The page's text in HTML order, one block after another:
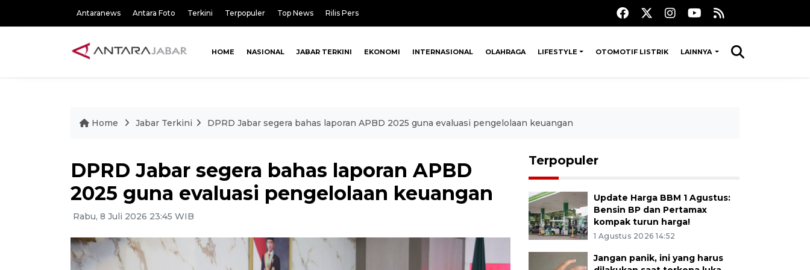
Antaranews Antara Foto Terkini Terpopuler Top News Rilis Pers
HOME NASIONAL JABAR TERKINI EKONOMI INTERNASIONAL OLAHRAGA LIFESTYLE OTOMOTIF LISTRIK LAINNYA
Home Jabar Terkini DPRD Jabar segera bahas laporan APBD 2025 guna evaluasi pengelolaan keuangan
DPRD Jabar segera bahas laporan APBD
2025 guna evaluasi pengelolaan keuangan
Rabu, 8 Juli 2026 23:45 WIB
Terpopuler
Update Harga BBM 1 Agustus:
Bensin BP dan Pertamax
kompak turun harga!
1 Agustus 2026 14:52
Jangan panik, ini yang harus